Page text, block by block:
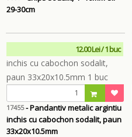
29-30cm
12.00 Lei / 1 buc
17455- Pandantiv metalic argintiu
inchis cu cabochon sodalit, paun
33x20x10.5mm